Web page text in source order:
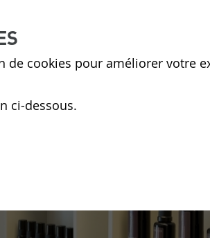
de cookies pour améliorer votre
ci-dessous.